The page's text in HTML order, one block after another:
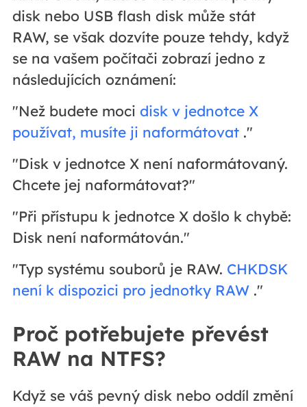
disk nebo USB flash disk může stát
RAW, se však dozvíte pouze tehdy, když
se na vašem počítači zobrazí jedno z
následujících oznámení:
"Než budete moci disk v jednotce X
používat, musíte ji naformátovat."
"Disk v jednotce X není naformátovaný.
Chcete jej naformátovat?"
"Při přístupu k jednotce X došlo k chybě:
Disk není naformátován."
"Typ systému souborů je RAW. CHKDSK
není k dispozici pro jednotky RAW."
Proč potřebujete převést
RAW na NTFS?
Když se váš pevný disk nebo oddíl změní